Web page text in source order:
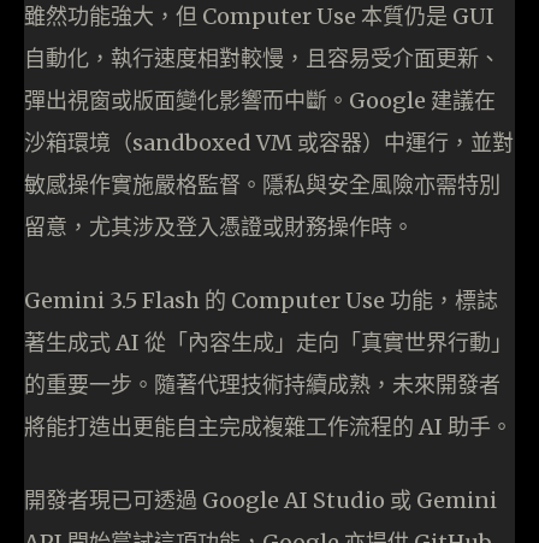
雖然功能強大，但 Computer Use 本質仍是 GUI
自動化，執行速度相對較慢，且容易受介面更新、
彈出視窗或版面變化影響而中斷。Google 建議在
沙箱環境（sandboxed VM 或容器）中運行，並對
敏感操作實施嚴格監督。隱私與安全風險亦需特別
留意，尤其涉及登入憑證或財務操作時。
Gemini 3.5 Flash 的 Computer Use 功能，標誌
著生成式 AI 從「內容生成」走向「真實世界行動」
的重要一步。隨著代理技術持續成熟，未來開發者
將能打造出更能自主完成複雜工作流程的 AI 助手。
開發者現已可透過 Google AI Studio 或 Gemini